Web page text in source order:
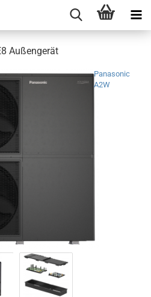
Außengerät
Panasonic
A2W